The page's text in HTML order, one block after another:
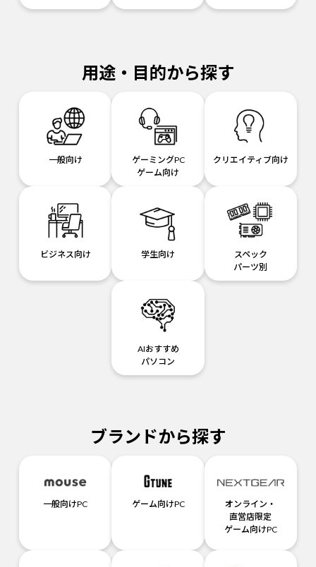
用途・目的から探す
一般向け
ゲーミングPC
ゲーム向け
クリエイティブ向け
ビジネス向け 学生向け
スペック
パーツ別
AIおすすめ
パソコン
ブランドから探す
一般向けPC ゲーム向けPC
オンライン・
直営店限定
ゲーム向けPC